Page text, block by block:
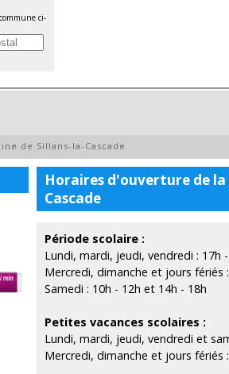
ci-
de Sillans-la-Cascade
Horaires d'ouverture de la
Cascade
Période scolaire :
Lundi, mardi, jeudi, vendredi : 17h
Mercredi, dimanche et jours fériés
Samedi : 10h - 12h et 14h - 18h
Petites vacances scolaires :
Lundi, mardi, jeudi, vendredi et
Mercredi, dimanche et jours fériés